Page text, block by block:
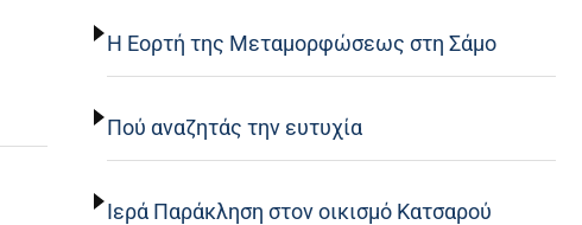
Η Εορτή της Μεταμορφώσεως στη Σάμο
Πού αναζητάς την ευτυχία
Ιερά Παράκληση στον οικισμό Κατσαρού